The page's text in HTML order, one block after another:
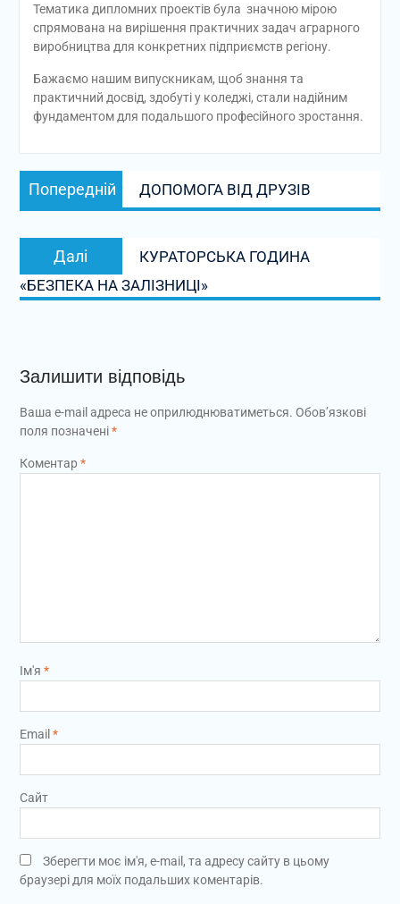
Тематика дипломних проектів була значною мірою
спрямована на вирішення практичних задач аграрного
виробництва для конкретних підприємств регіону.
Бажаємо нашим випускникам, щоб знання та
практичний досвід, здобуті у коледжі, стали надійним
фундаментом для подальшого професійного зростання.
Навігація
записів
Попередній
запис:
ДОПОМОГА ВІД ДРУЗІВ
Далі
запис:
КУРАТОРСЬКА ГОДИНА
«БЕЗПЕКА НА ЗАЛІЗНИЦІ»
Залишити відповідь
Ваша e-mail адреса не оприлюднюватиметься. Обов’язкові
поля позначені*
Коментар *
Ім'я *
Email *
Сайт
Зберегти моє ім'я, e-mail, та адресу сайту в цьому
браузері для моїх подальших коментарів.